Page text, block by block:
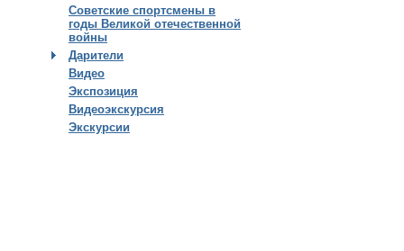
Советские спортсмены в
годы Великой отечественной
войны
Дарители
Видео
Экспозиция
Видеоэкскурсия
Экскурсии